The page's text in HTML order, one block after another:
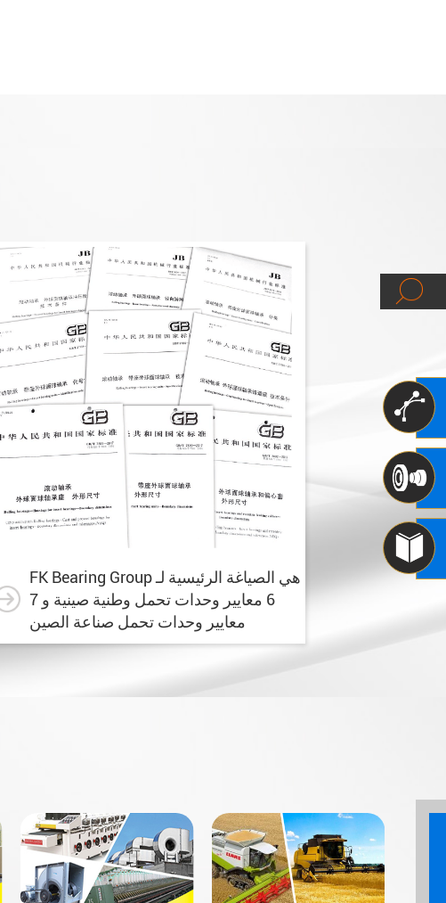
FK Bearing Group هي الصياغة الرئيسية لـ
6 معايير وحدات تحمل وطنية صينية و 7
معايير وحدات تحمل صناعة الصين
FK Bearing Group launched
2026 April Edition brochure
of corrosion resistant
2026 FK BABBITTED SPLIT
JOURNAL BEARING Catalog
is available